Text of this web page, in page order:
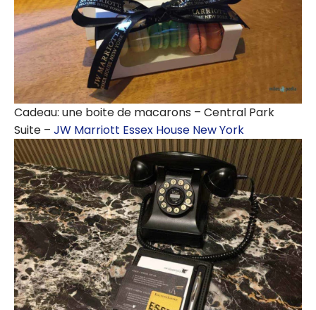
Cadeau: une boite de macarons – Central Park
Suite – JW Marriott Essex House New York